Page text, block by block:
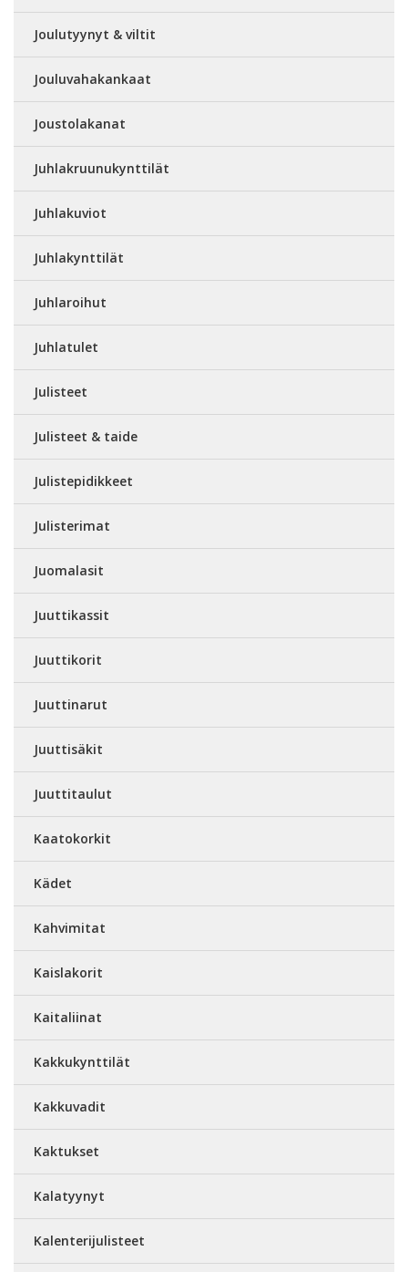
Joulutyynyt & viltit
Jouluvahakankaat
Joustolakanat
Juhlakruunukynttilät
Juhlakuviot
Juhlakynttilät
Juhlaroihut
Juhlatulet
Julisteet
Julisteet & taide
Julistepidikkeet
Julisterimat
Juomalasit
Juuttikassit
Juuttikorit
Juuttinarut
Juuttisäkit
Juuttitaulut
Kaatokorkit
Kädet
Kahvimitat
Kaislakorit
Kaitaliinat
Kakkukynttilät
Kakkuvadit
Kaktukset
Kalatyynyt
Kalenterijulisteet